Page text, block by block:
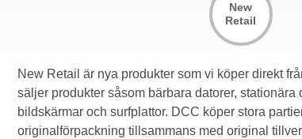
New
Retail
New Retail är nya produkter som vi köper direkt
säljer produkter såsom bärbara datorer, stationära
bildskärmar och surfplattor. DCC köper stora
originalförpackning tillsammans med original